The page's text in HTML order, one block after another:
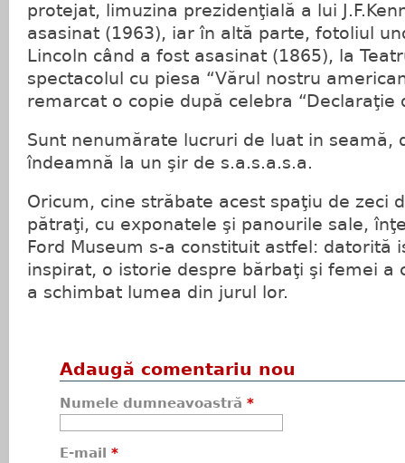
protejat, limuzina prezidenţială a lui
asasinat (1963), iar în altă parte, fotoliul
Lincoln când a fost asasinat (1865), la
spectacolul cu piesa “Vărul nostru
remarcat o copie după celebra “Declaraţie
Sunt nenumărate lucruri de luat in seamă,
îndeamnă la un şir de s.a.s.a.s.a.
Oricum, cine străbate acest spaţiu de zeci
pătraţi, cu exponatele şi panourile sale,
Ford Museum s-a constituit astfel: datorită
inspirat, o istorie despre bărbaţi şi femei a
a schimbat lumea din jurul lor.
Adaugă comentariu nou
Numele dumneavoastră *
E-mail *